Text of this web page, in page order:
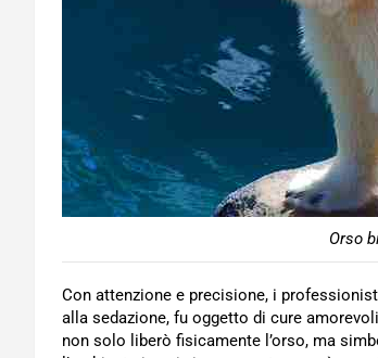
Orso
Con attenzione e precisione, i
alla sedazione, fu oggetto di cure
non solo liberò fisicamente l’orso, ma